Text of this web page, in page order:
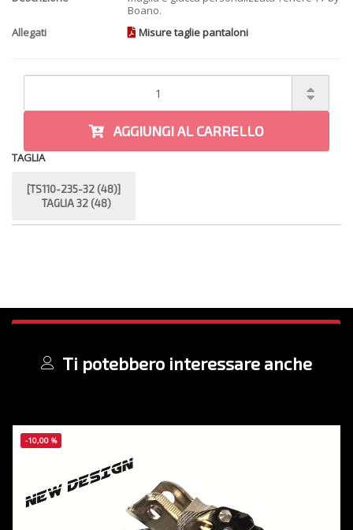
Boano.
Allegati
Misure taglie pantaloni
AGGIUNGI AL CARRELLO
TAGLIA
[TS110-235-32 (48)]
TAGLIA 32 (48)
Ti potebbero interessare anche
-10,00 %